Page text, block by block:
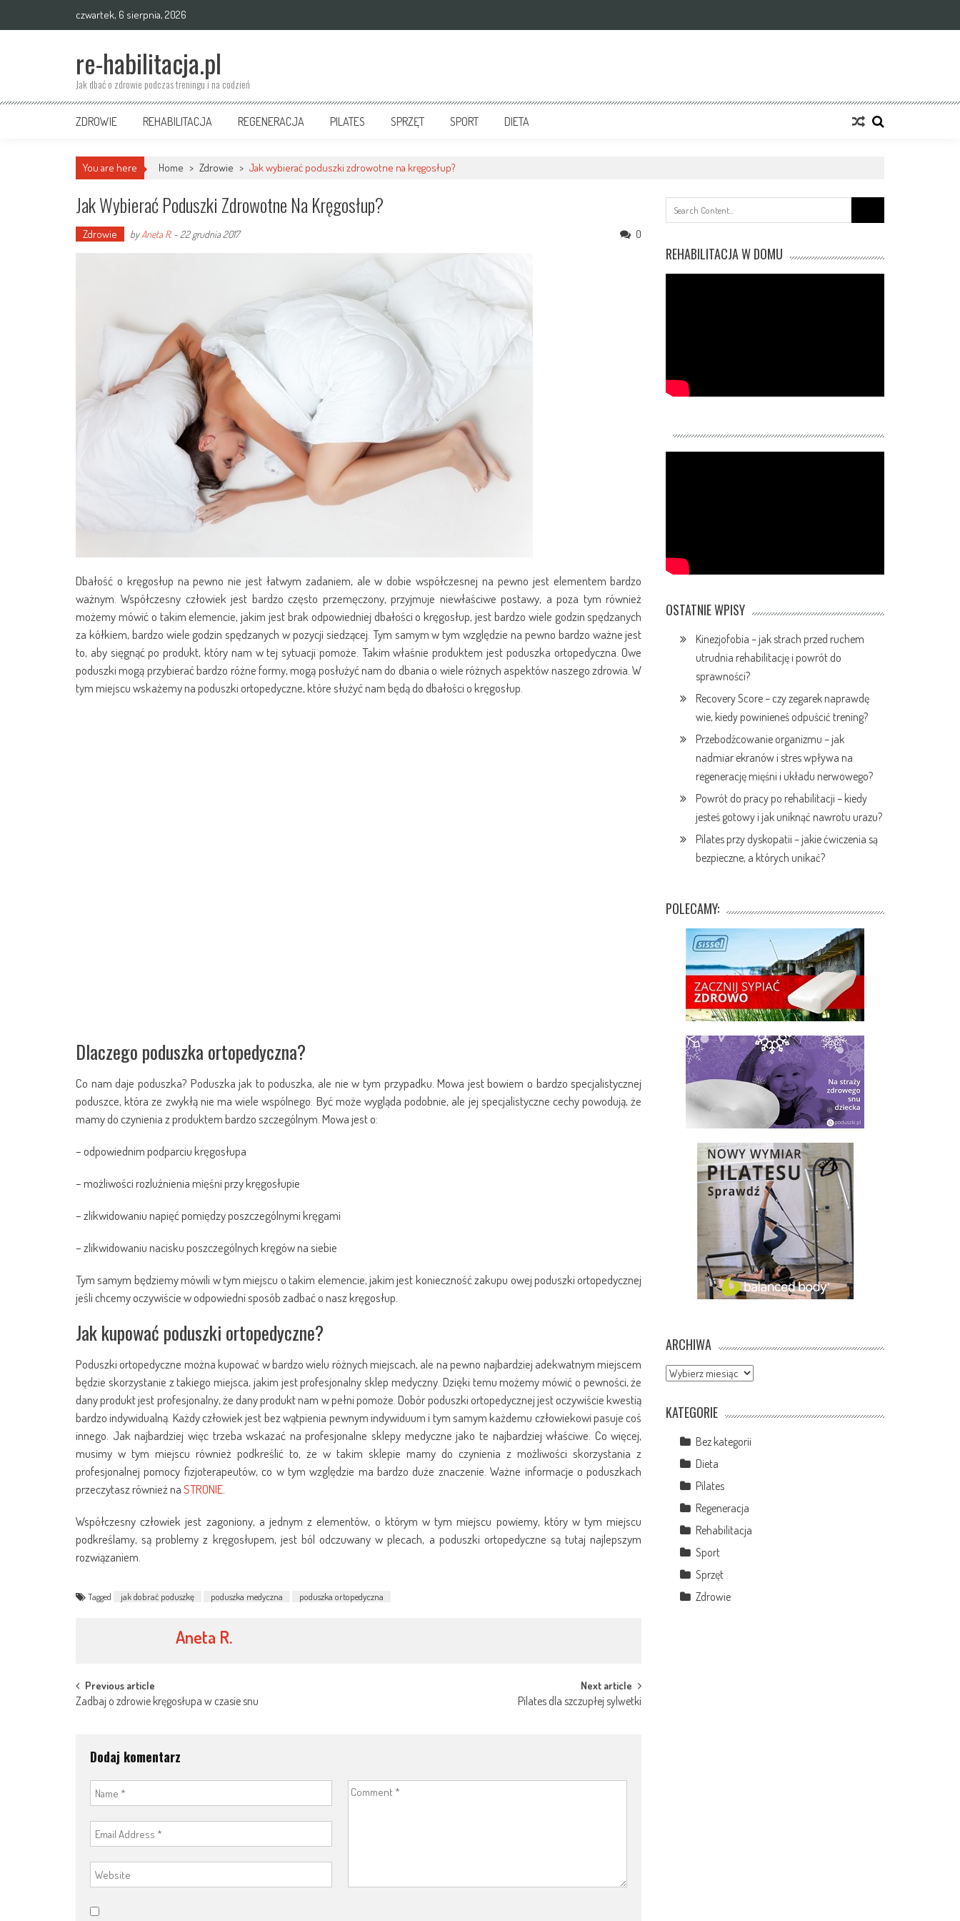
czwartek, 6 sierpnia, 2026
re-habilitacja.pl
Jak dbać o zdrowie podczas treningu i na codzień
ZDROWIE REHABILITACJA REGENERACJA PILATES SPRZĘT SPORT DIETA
You are here Home > Zdrowie > Jak wybierać poduszki zdrowotne na kręgosłup?
Jak Wybierać Poduszki Zdrowotne Na Kręgosłup?
Zdrowie byAneta R. - 22 grudnia 2017 0
Dbałość o kręgosłup na pewno nie jest łatwym zadaniem, ale w dobie współczesnej na pewno jest elementem bardzo
ważnym. Współczesny człowiek jest bardzo często przemęczony, przyjmuje niewłaściwe postawy, a poza tym również
możemy mówić o takim elemencie, jakim jest brak odpowiedniej dbałości o kręgosłup, jest bardzo wiele godzin spędzanych
za kółkiem, bardzo wiele godzin spędzanych w pozycji siedzącej. Tym samym w tym względzie na pewno bardzo ważne jest
to, aby sięgnąć po produkt, który nam w tej sytuacji pomoże. Takim właśnie produktem jest poduszka ortopedyczna. Owe
poduszki mogą przybierać bardzo różne formy, mogą posłużyć nam do dbania o wiele różnych aspektów naszego zdrowia. W
tym miejscu wskażemy na poduszki ortopedyczne, które służyć nam będą do dbałości o kręgosłup.
Dlaczego poduszka ortopedyczna?
Co nam daje poduszka? Poduszka jak to poduszka, ale nie w tym przypadku. Mowa jest bowiem o bardzo specjalistycznej
poduszce, która ze zwykłą nie ma wiele wspólnego. Być może wygląda podobnie, ale jej specjalistyczne cechy powodują, że
mamy do czynienia z produktem bardzo szczególnym. Mowa jest o:
– odpowiednim podparciu kręgosłupa
– możliwości rozluźnienia mięśni przy kręgosłupie
– zlikwidowaniu napięć pomiędzy poszczególnymi kręgami
– zlikwidowaniu nacisku poszczególnych kręgów na siebie
Tym samym będziemy mówili w tym miejscu o takim elemencie, jakim jest konieczność zakupu owej poduszki ortopedycznej
jeśli chcemy oczywiście w odpowiedni sposób zadbać o nasz kręgosłup.
Jak kupować poduszki ortopedyczne?
Poduszki ortopedyczne można kupować w bardzo wielu różnych miejscach, ale na pewno najbardziej adekwatnym miejscem
będzie skorzystanie z takiego miejsca, jakim jest profesjonalny sklep medyczny. Dzięki temu możemy mówić o pewności, że
dany produkt jest profesjonalny, że dany produkt nam w pełni pomoże. Dobór poduszki ortopedycznej jest oczywiście kwestią
bardzo indywidualną. Każdy człowiek jest bez wątpienia pewnym indywiduum i tym samym każdemu człowiekowi pasuje coś
innego. Jak najbardziej więc trzeba wskazać na profesjonalne sklepy medyczne jako te najbardziej właściwe. Co więcej,
musimy w tym miejscu również podkreślić to, że w takim sklepie mamy do czynienia z możliwości skorzystania z
profesjonalnej pomocy fizjoterapeutów, co w tym względzie ma bardzo duże znaczenie. Ważne informacje o poduszkach
przeczytasz również naSTRONIE
Współczesny człowiek jest zagoniony, a jednym z elementów, o którym w tym miejscu powiemy, który w tym miejscu
podkreślamy, są problemy z kręgosłupem, jest ból odczuwany w plecach, a poduszki ortopedyczne są tutaj najlepszym
rozwiązaniem.
Tagged jak dobrać poduszkę poduszka medyczna poduszka ortopedyczna
Aneta R.
Post
navigation
Previous article
Zadbaj o zdrowie kręgosłupa w czasie snu
Next article
Pilates dla szczupłej sylwetki
Dodaj komentarz
for:
REHABILITACJA W DOMU
OSTATNIE WPISY
Kinezjofobia – jak strach przed ruchem
utrudnia rehabilitację i powrót do
sprawności?
Recovery Score – czy zegarek naprawdę
wie, kiedy powinieneś odpuścić trening?
Przebodźcowanie organizmu – jak
nadmiar ekranów i stres wpływa na
regenerację mięśni i układu nerwowego?
Powrót do pracy po rehabilitacji – kiedy
jesteś gotowy i jak uniknąć nawrotu urazu?
Pilates przy dyskopatii – jakie ćwiczenia są
bezpieczne, a których unikać?
POLECAMY:
ARCHIWA
Archiwa
KATEGORIE
Bez kategorii
Dieta
Pilates
Regeneracja
Rehabilitacja
Sport
Sprzęt
Zdrowie